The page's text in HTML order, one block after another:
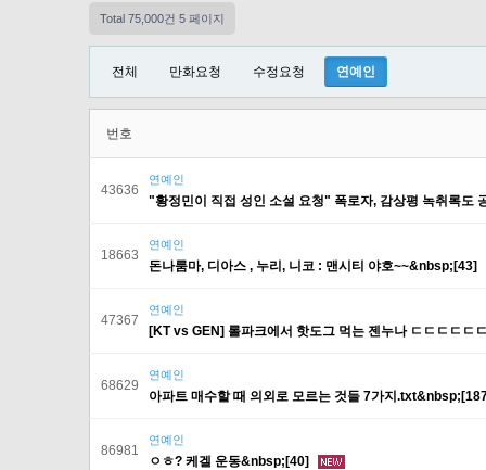
Total 75,000건 5 페이지
전체 만화요청 수정요청 연예인
번호
43636
연예인
"황정민이 직접 성인 소설 요청" 폭로자, 감상평 녹취록도
18663
연예인
돈나룸마, 디아스 , 누리, 니코 : 맨시티 야호~~&nbsp;[43]
47367
연예인
[KT vs GEN] 롤파크에서 핫도그 먹는 젠누나 ㄷㄷㄷㄷ
68629
연예인
아파트 매수할 때 의외로 모르는 것들 7가지
86981
연예인
ㅇㅎ? 케겔 운동&nbsp;[40]